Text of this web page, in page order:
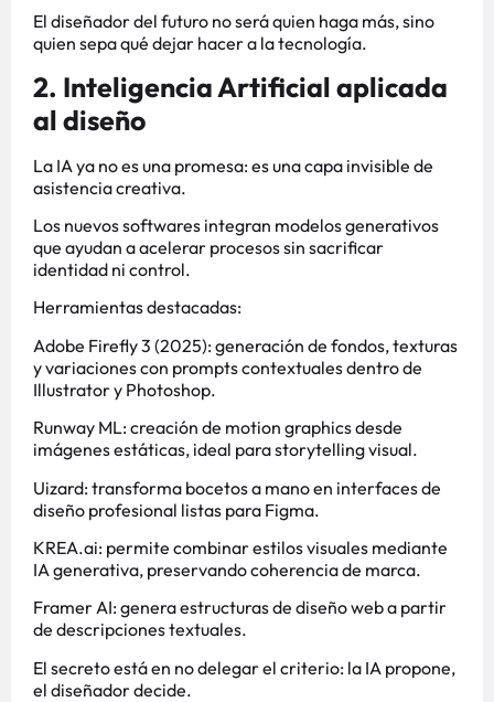
El diseñador del futuro no será quien haga más, sino
quien sepa qué dejar hacer a la tecnología.
2. Inteligencia Artificial aplicada
al diseño
La IA ya no es una promesa: es una capa invisible de
asistencia creativa.
Los nuevos softwares integran modelos generativos
que ayudan a acelerar procesos sin sacrificar
identidad ni control.
Herramientas destacadas:
Adobe Firefly 3 (2025): generación de fondos, texturas
y variaciones con prompts contextuales dentro de
Illustrator y Photoshop.
Runway ML: creación de motion graphics desde
imágenes estáticas, ideal para storytelling visual.
Uizard: transforma bocetos a mano en interfaces de
diseño profesional listas para Figma.
KREA.ai: permite combinar estilos visuales mediante
IA generativa, preservando coherencia de marca.
Framer AI: genera estructuras de diseño web a partir
de descripciones textuales.
El secreto está en no delegar el criterio: la IA propone,
el diseñador decide.